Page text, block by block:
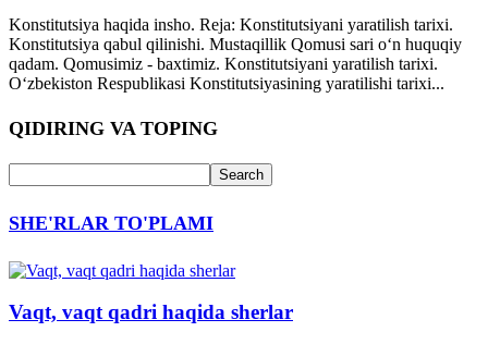
Konstitutsiya haqida insho. Reja: Konstitutsiyani yaratilish tarixi.
Konstitutsiya qabul qilinishi. Mustaqillik Qomusi sari o‘n huquqiy
qadam. Qomusimiz - baxtimiz. Konstitutsiyani yaratilish tarixi.
O‘zbekiston Respublikasi Konstitutsiyasining yaratilishi tarixi...
QIDIRING VA TOPING
SHE'RLAR TO'PLAMI
Vaqt, vaqt qadri haqida sherlar